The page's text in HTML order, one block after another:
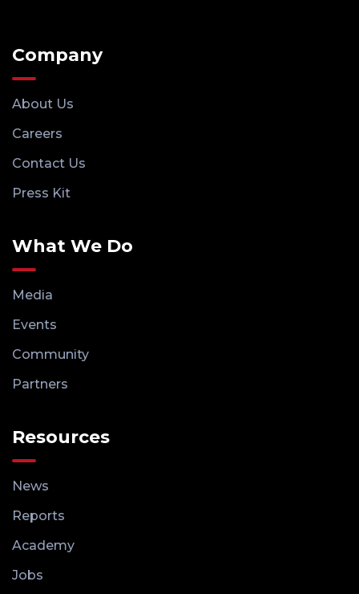
Company
About Us
Careers
Contact Us
Press Kit
What We Do
Media
Events
Community
Partners
Resources
News
Reports
Academy
Jobs